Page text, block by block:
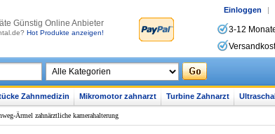
Günstig Online Anbieter
Hot Produkte anzeigen!
Einloggen |
3-12
Zahnmedizin Mikromotor zahnarzt Turbine Zahnarzt
Ärmel zahnärztliche kamerahalterung